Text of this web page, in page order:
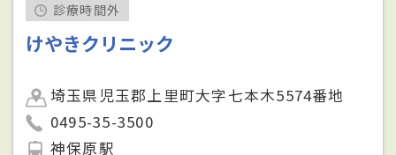
診療時間外
けやきクリニック
埼玉県児玉郡上里町大字七本木5574番地
0495-35-3500
神保原駅